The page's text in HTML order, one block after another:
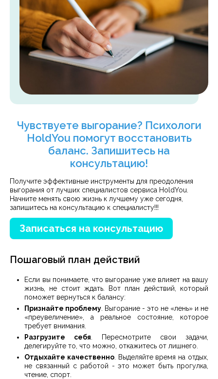
Чувствуете выгорание? Психологи
HoldYou помогут восстановить
баланс. Запишитесь на
консультацию!
Получите эффективные инструменты для преодоления
выгорания от лучших специалистов сервиса HoldYou.
Начните менять свою жизнь к лучшему уже сегодня,
запишитесь на консультацию к специалисту!!!
Записаться на консультацию
Пошаговый план действий
Если вы понимаете, что выгорание уже влияет на вашу
жизнь, не стоит ждать. Вот план действий, который
поможет вернуться к балансу:
Признайте проблему . Выгорание - это не «лень» и не
«преувеличение», а реальное состояние, которое
требует внимания.
Разгрузите себя . Пересмотрите свои задачи,
делегируйте то, что можно, откажитесь от лишнего.
Отдыхайте качественно. Выделяйте время на отдых,
не связанный с работой - это может быть прогулка,
чтение, спорт.